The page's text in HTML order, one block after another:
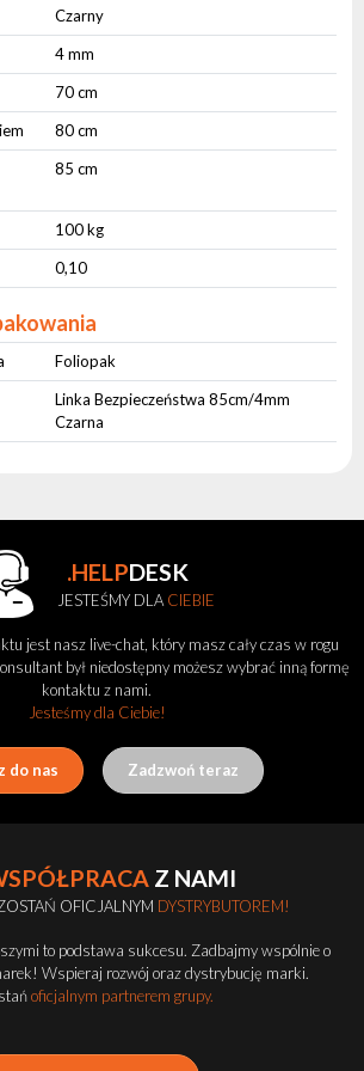
Czarny
4 mm
70 cm
80 cm
85 cm
100 kg
0,10
Foliopak
Linka Bezpieczeństwa 85cm/4mm
Czarna
.HELPDESK
JESTEŚMY DLA CIEBIE
jest nasz live-chat, który masz cały czas w rogu
był niedostępny możesz wybrać inną formę
kontaktu z nami.
Jesteśmy dla Ciebie!
do nas Zadzwoń teraz
Z NAMI
OFICJALNYM DYSTRYBUTOREM!
to podstawa sukcesu. Zadbajmy wspólnie o
Wspieraj rozwój oraz dystrybucję marki.
oficjalnym partnerem grupy.